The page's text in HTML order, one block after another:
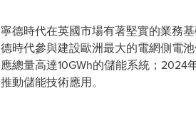
寧德時代在英國市場有著堅實的業務
德時代參與建設歐洲最大的電網側電
應總量高達10GWh的儲能系統；2024
推動儲能技術應用。